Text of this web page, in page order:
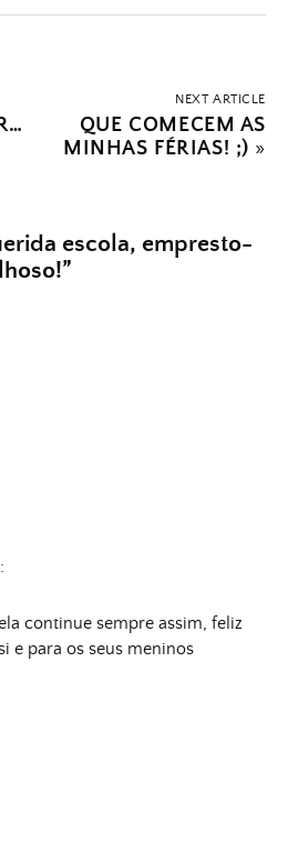
NEXT ARTICLE
QUE COMECEM AS
MINHAS FÉRIAS! ;) »
escola, empresto-
”
continue sempre assim, feliz
e para os seus meninos